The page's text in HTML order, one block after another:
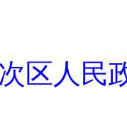
区人民